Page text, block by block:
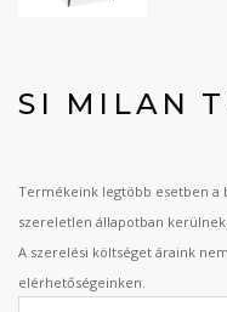
SI MILAN
Termékeink legtöbb esetben a
szereletlen állapotban kerülnek
A szerelési költséget áraink
elérhetőségeinken.